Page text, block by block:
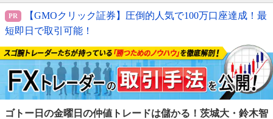
【GMOクリック証券】圧倒的人気で100万口座達成！最
短即日で取引可能！
ゴトー日の金曜日の仲値トレードは儲かる！ 茨城大・鈴木智